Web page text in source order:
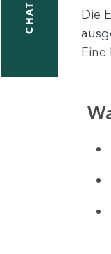
CHAT
Die